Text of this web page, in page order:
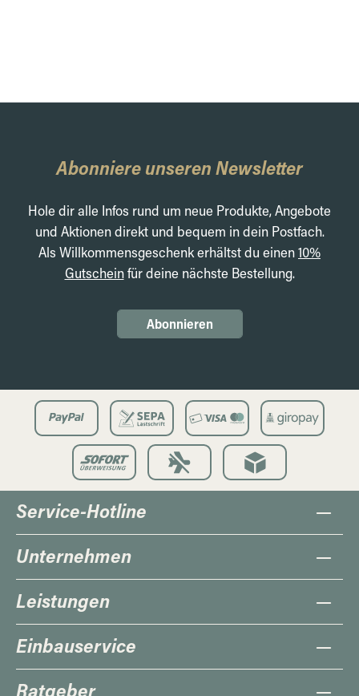
Abonniere unseren Newsletter
Hole dir alle Infos rund um neue Produkte, Angebote
und Aktionen direkt und bequem in dein Postfach.
Als Willkommensgeschenk erhältst du einen10%
Gutscheinfür deine nächste Bestellung.
Abonnieren
Service-Hotline
Unternehmen
Leistungen
Einbauservice
Ratgeber